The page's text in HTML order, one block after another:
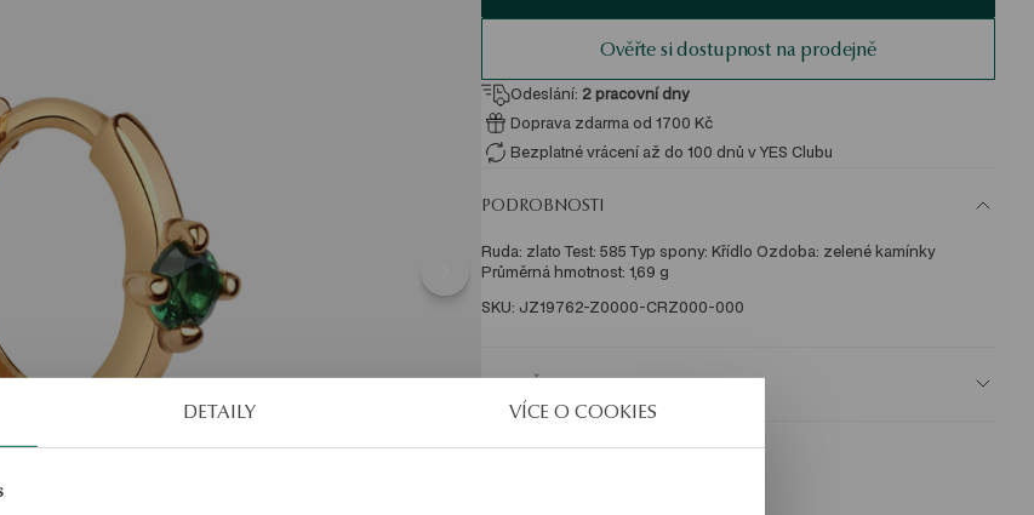
DETAILY VÍCE O COOKIES
Ověřte si dostupnost na prodejně
Odeslání: 2 pracovní dny
Doprava zdarma od 1700 Kč
Bezplatné vrácení až do 100 dnů v YES Clubu
PODROBNOSTI
Ruda: zlato Test: 585 Typ spony: Křídlo Ozdoba: zelené kamínky
Průměrná hmotnost: 1,69 g
SKU: JZ19762-Z0000-CRZ000-000
BEZPEČNOST